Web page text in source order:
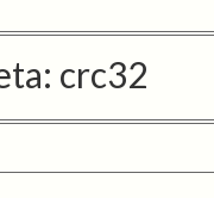
crc32